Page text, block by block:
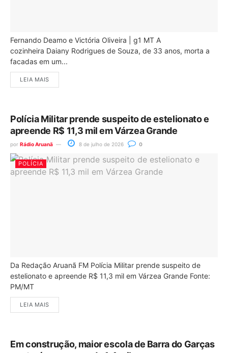
Fernando Deamo e Victória Oliveira | g1 MT A
cozinheira Daiany Rodrigues de Souza, de 33 anos, morta a
facadas em um...
LEIA MAIS
Polícia Militar prende suspeito de estelionato e
apreende R$ 11,3 mil em Várzea Grande
por Rádio Aruanã 8 de julho de 2026 0
POLÍCIA
Da Redação Aruanã FM Polícia Militar prende suspeito de
estelionato e apreende R$ 11,3 mil em Várzea Grande Fonte:
PM/MT
LEIA MAIS
Em construção, maior escola de Barra do Garças